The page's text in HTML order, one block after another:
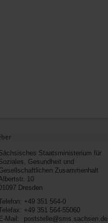
Staatsministerium für
Gesundheit und
Zusammenhalt
10
Dresden
+49 351 564-0
+49 351 564-55060
E-Mail:
poststelle@sms.sachsen.de